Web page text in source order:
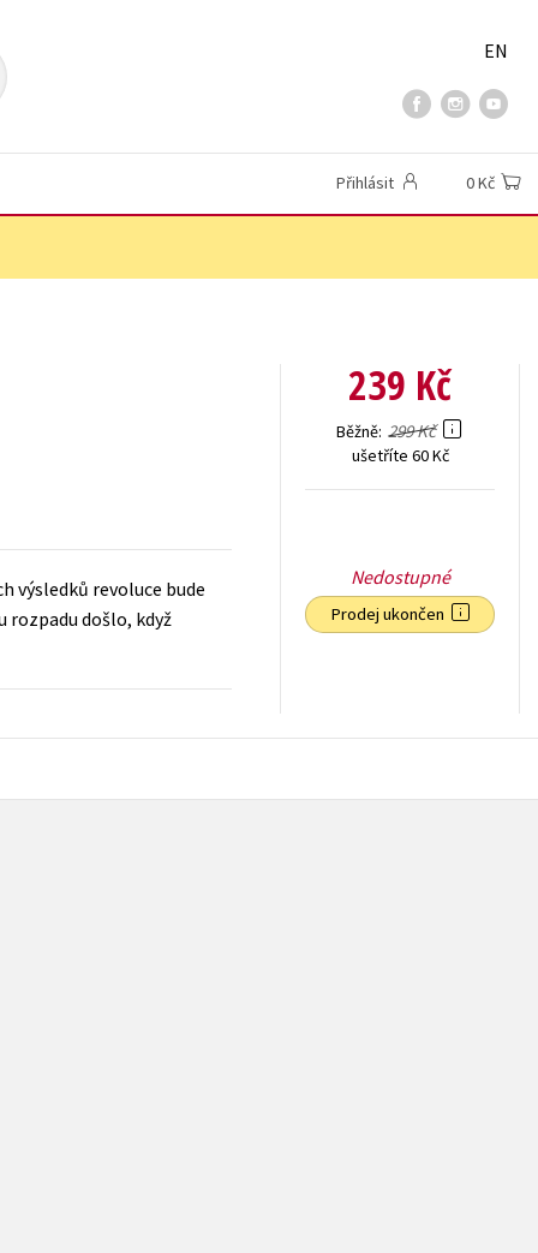
EN
Přihlásit 0 Kč
výsledků revoluce bude
rozpadu došlo, když
239 Kč
Běžně 299 Kč
ušetříte 60 Kč
Nedostupné
Prodej ukončen